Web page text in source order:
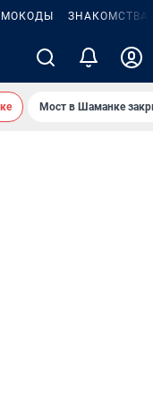
ЗНАКОМСТВА
Мост в Шаманке